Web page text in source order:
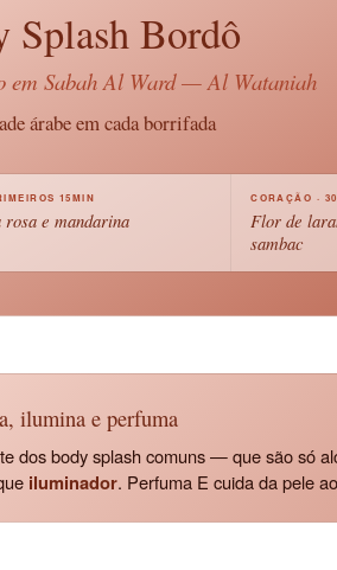
Splash Bordô
em Sabah Al Ward— Al Wataniah
árabe em cada borrifada
15MIN
rosa e mandarina
CORAÇÃO ·
Flor de
sambac
ilumina e perfuma
dos body splash comuns — que são só
iluminador. Perfuma E cuida da pele